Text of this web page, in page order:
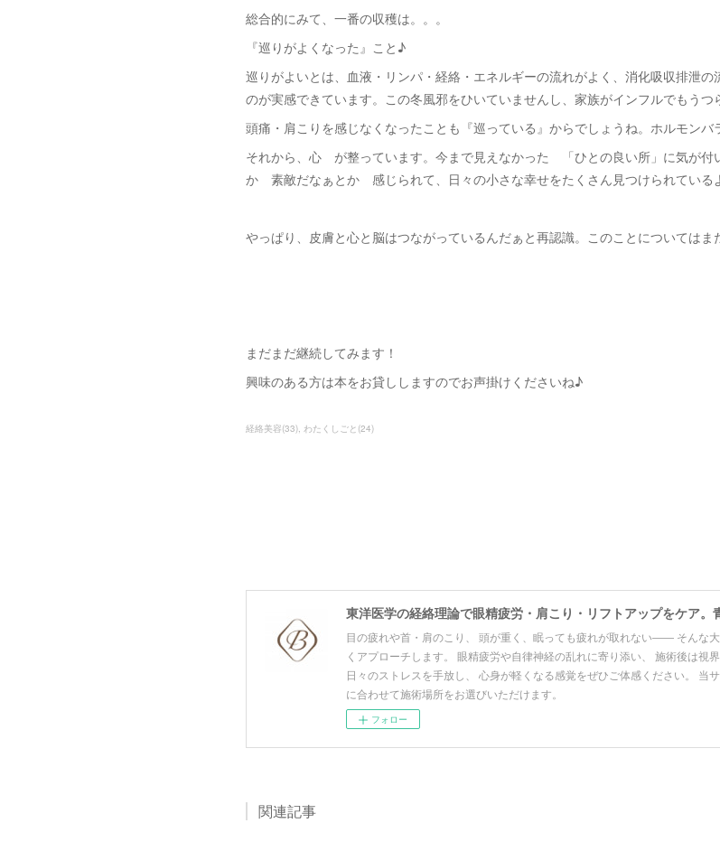
総合的にみて、一番の収穫は。。。
『巡りがよくなった』こと♪
巡りがよいとは、血液・リンパ・経絡・エネルギーの流れがよく、消化吸収排泄
のが実感できています。この冬風邪をひいていませんし、家族がインフルでもうつ
頭痛・肩こりを感じなくなったことも『巡っている』からでしょうね。ホルモンバ
それから、心 が整っています。今まで見えなかった 「ひとの良い所」に気が
か 素敵だなぁとか 感じられて、日々の小さな幸せをたくさん見つけられている
やっぱり、皮膚と心と脳はつながっているんだぁと再認識。このことについてはま
まだまだ継続してみます！
興味のある方は本をお貸ししますのでお声掛けくださいね♪
経絡美容(33) わたくしごと (24)
目の疲れや首・肩のこり、 頭が重く、眠っても疲れが取れない―― そんな
くアプローチします。 眼精疲労や自律神経の乱れに寄り添い、 施術後は視
日々のストレスを手放し、 心身が軽くなる感覚をぜひご体感ください。 当
に合わせて施術場所をお選びいただけます。
フォロー
関連記事